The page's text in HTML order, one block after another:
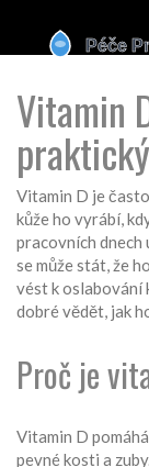
Vitamin
Vitamin D je
kůže ho vyrábí,
pracovních
se může stát, že
vést k oslabování
dobré vědět, jak
Proč je
Vitamin D
pevné kosti a